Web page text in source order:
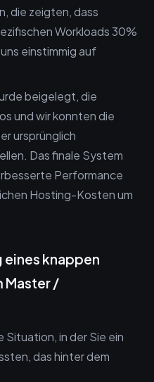
die zeigten, dass
Workloads 30%
einstimmig auf
beigelegt, die
und wir konnten die
ursprünglich
Das finale System
Performance
Hosting-Kosten um
knappen
Master /
Situation, in der Sie ein
das hinter dem